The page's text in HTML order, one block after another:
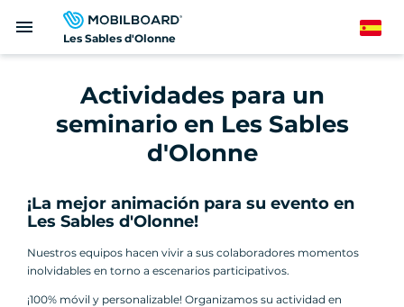
Les Sables d'Olonne
menu Spanish
Actividades para un
seminario en Les Sables
d'Olonne
¡La mejor animación para su evento en
Les Sables d'Olonne!
Nuestros equipos hacen vivir a sus colaboradores momentos
inolvidables en torno a escenarios participativos.
¡100% móvil y personalizable! Organizamos su actividad en